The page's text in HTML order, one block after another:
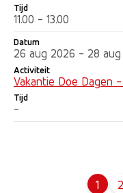
Tijd
11.00 - 13.00
Datum
26 aug 2026 - 28
Activiteit
Vakantie Doe Dagen
Tijd
-
1 2